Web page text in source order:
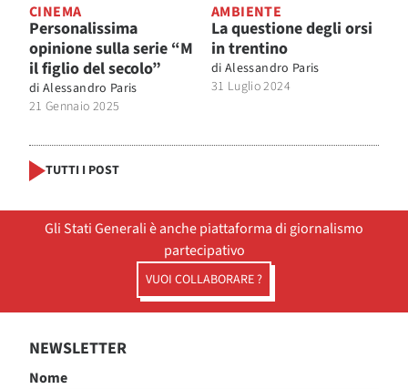
CINEMA
Personalissima
opinione sulla serie “M
il figlio del secolo”
di Alessandro Paris
21 Gennaio 2025
AMBIENTE
La questione degli orsi
in trentino
di Alessandro Paris
31 Luglio 2024
TUTTI I POST
Gli Stati Generali è anche piattaforma di giornalismo
partecipativo
VUOI COLLABORARE ?
NEWSLETTER
Nome